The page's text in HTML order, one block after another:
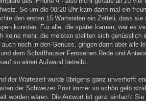
So um die 08:20 Uhr kam dann mal ein
den ersten 15 Wartenden ein Zetteli, dass
konnten. Für alle, die später kamen, war es
keine mehr, die meisten stellten sich genüsslich
auch noch in den Genuss, gingen dann aber alle
dem Schaffhauser Fernsehen Rede und
so einen Aufwand betreibt.
der Wartezeit wurde übrigens ganz unverhofft
der Schweizer Post immer so schön gelb
worden wären. Die Antwort ist ganz einfach: